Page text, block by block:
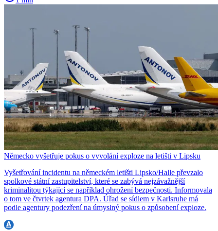
Německo vyšetřuje pokus o vyvolání exploze na letišti v Lipsku
Vyšetřování incidentu na německém letišti Lipsko/Halle převzalo
spolkové státní zastupitelství, které se zabývá nejzávažnější
kriminalitou týkající se například ohrožení bezpečnosti. Informovala
o tom ve čtvrtek agentura DPA. Úřad se sídlem v Karlsruhe má
podle agentury podezření na úmyslný pokus o způsobení exploze.